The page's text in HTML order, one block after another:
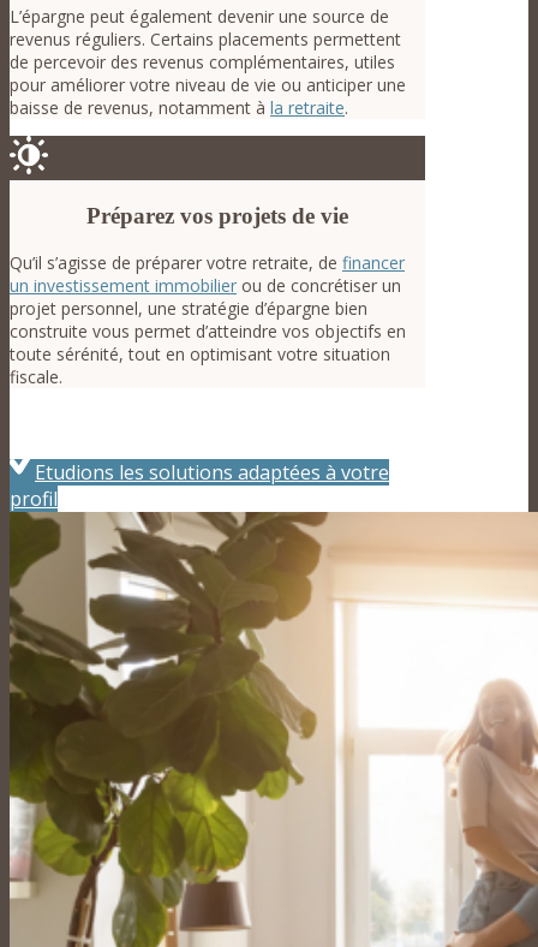
L’épargne peut également devenir une source de
revenus réguliers. Certains placements permettent
de percevoir des revenus complémentaires, utiles
pour améliorer votre niveau de vie ou anticiper une
baisse de revenus, notamment à la retraite.
Préparez vos projets de vie
Qu’il s’agisse de préparer votre retraite, de financer
un investissement immobilier ou de concrétiser un
projet personnel, une stratégie d’épargne bien
construite vous permet d’atteindre vos objectifs en
toute sérénité, tout en optimisant votre situation
fiscale.
Etudions les solutions adaptées à votre
profil